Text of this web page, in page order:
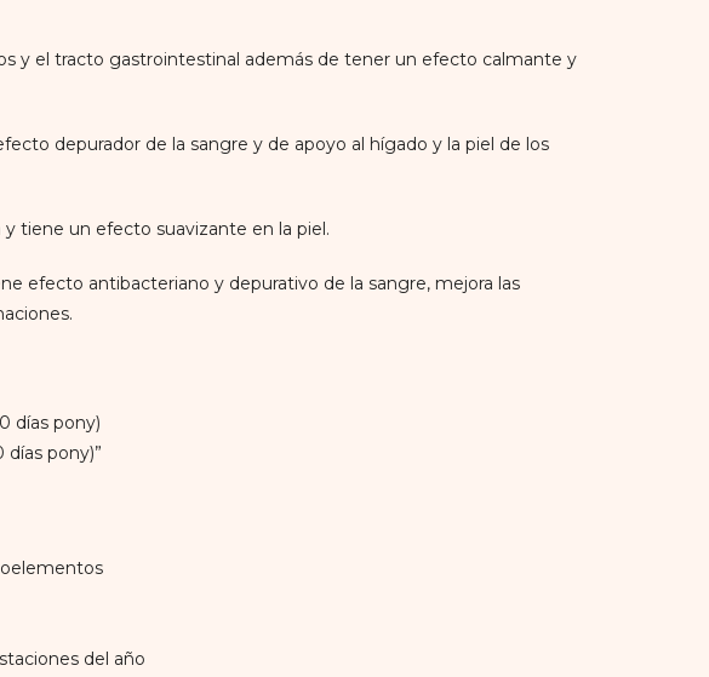
y el tracto gastrointestinal además de tener un efecto calmante y
depurador de la sangre y de apoyo al hígado y la piel de los
tiene un efecto suavizante en la piel.
efecto antibacteriano y depurativo de la sangre, mejora las
días pony)
días pony)”
del año